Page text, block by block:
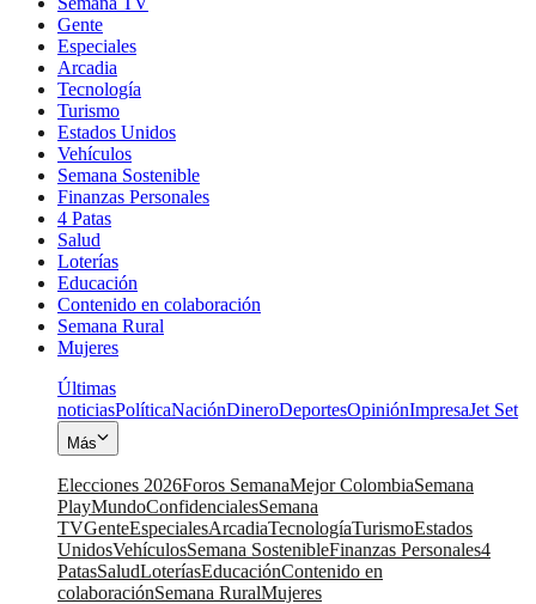
Gente
Especiales
Arcadia
Tecnología
Turismo
Estados Unidos
Vehículos
Semana Sostenible
Finanzas Personales
4 Patas
Salud
Loterías
Educación
Contenido en colaboración
Semana Rural
Mujeres
Últimas
noticiasPolíticaNaciónDineroDeportesOpiniónImpresaJet Set
Más
Elecciones 2026Foros SemanaMejor ColombiaSemana
PlayMundoConfidencialesSemana
TVGenteEspecialesArcadiaTecnologíaTurismoEstados
UnidosVehículosSemana SostenibleFinanzas Personales4
PatasSaludLoteríasEducaciónContenido en
colaboraciónSemana RuralMujeres